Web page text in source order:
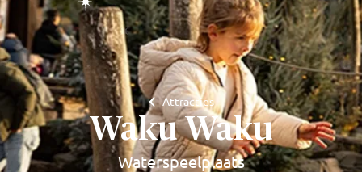
Attracties
Waku Waku
Waterspeelplaats